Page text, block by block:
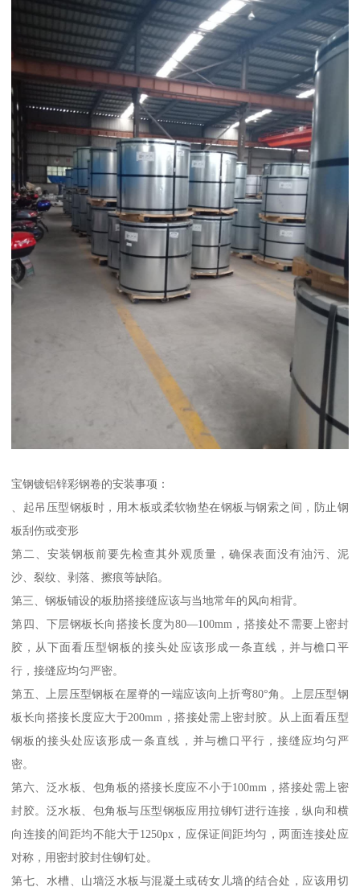
宝钢镀铝锌彩钢卷的安装事项：
、起吊压型钢板时，用木板或柔软物垫在钢板与钢索之间，防止钢
板刮伤或变形
第二、安装钢板前要先检查其外观质量，确保表面没有油污、泥
沙、裂纹、剥落、擦痕等缺陷。
第三、钢板铺设的板肋搭接缝应该与当地常年的风向相背。
第四、下层钢板长向搭接长度为80—100mm，搭接处不需要上密封
胶，从下面看压型钢板的接头处应该形成一条直线，并与檐口平
行，接缝应均匀严密。
第五、上层压型钢板在屋脊的一端应该向上折弯80°角。上层压型钢
板长向搭接长度应大于200mm，搭接处需上密封胶。从上面看压型
钢板的接头处应该形成一条直线，并与檐口平行，接缝应均匀严
密。
第六、泛水板、包角板的搭接长度应不小于100mm，搭接处需上密
封胶。泛水板、包角板与压型钢板应用拉铆钉进行连接，纵向和横
向连接的间距均不能大于1250px，应保证间距均匀，两面连接处应
对称，用密封胶封住铆钉处。
第七、水槽、山墙泛水板与混凝土或砖女儿墙的结合处，应该用切